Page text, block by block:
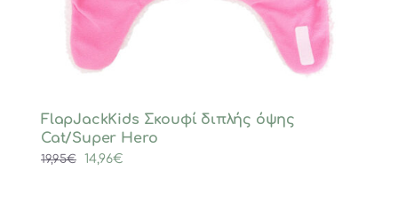
FlapJackKids Σκουφί διπλής όψης
Cat/Super Hero
19,95€
Original
14,96€